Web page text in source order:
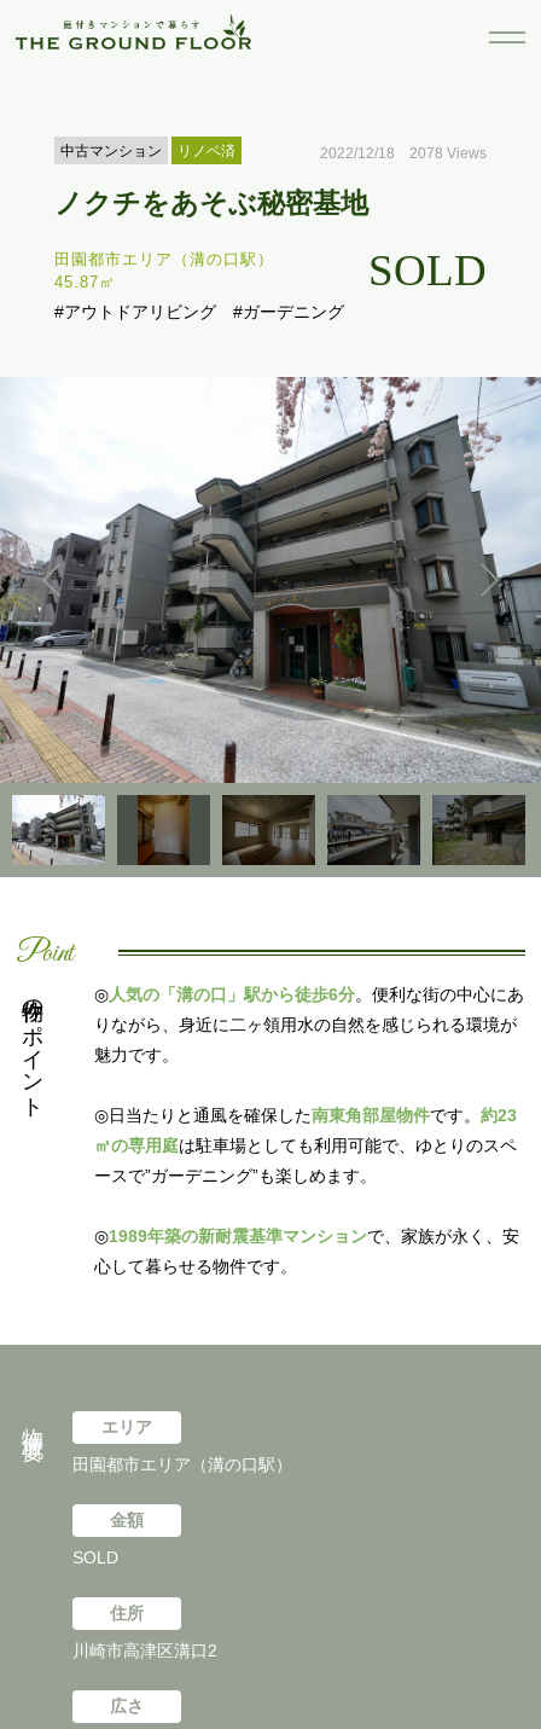
中古マンション リノベ済 2022/12/18 2078 Views
ノクチをあそぶ秘密基地
田園都市エリア（溝の口駅）
45.87㎡
#アウトドアリビング #ガーデニング
SOLD
Point
物件のポイント ◎人気の「溝の口」駅から徒歩6分。便利な街の中心にあ
りながら、身近に二ヶ領用水の自然を感じられる環境が
魅力です。
◎日当たりと通風を確保した南東角部屋物件です。 約23
㎡の専用庭は駐車場としても利用可能で、ゆとりのスペ
ースで”ガーデニング”も楽しめます。
◎1989年築の新耐震基準マンションで、家族が永く、安
心して暮らせる物件です。
エリア
田園都市エリア（溝の口駅）
金額
SOLD
住所
川崎市高津区溝口2
広さ